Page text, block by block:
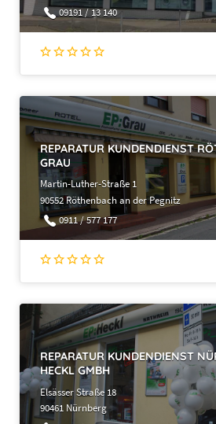
09191 / 13 140
REPARATUR KUNDENDIENST
GRAU
Martin-Luther-Straße 1
90552 Röthenbach an der Pegnitz
0911 / 577 177
REPARATUR KUNDENDIENST
HECKL GMBH
Elsässer Straße 18
90461 Nürnberg